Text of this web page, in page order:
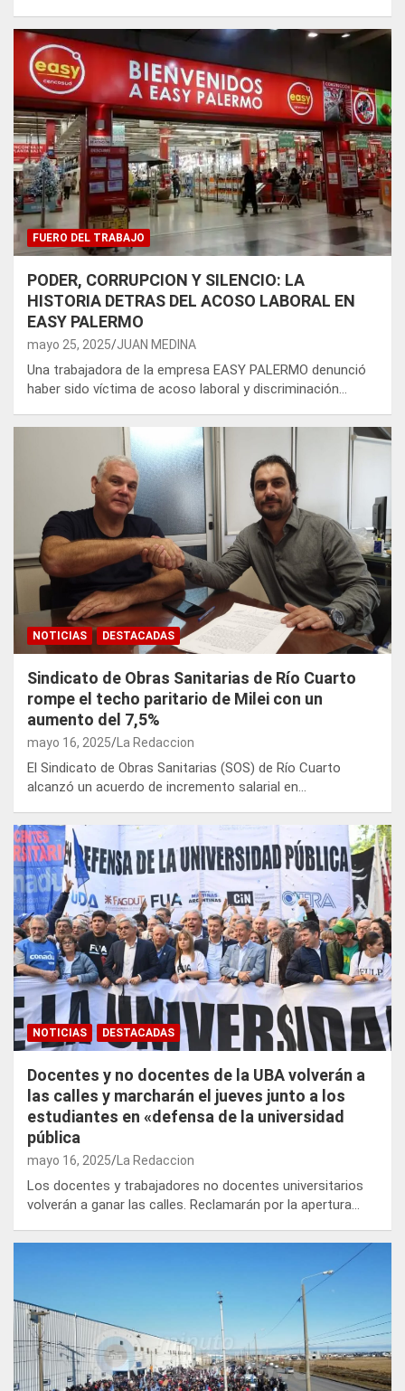
FUERO DEL TRABAJO
PODER, CORRUPCION Y SILENCIO: LA
HISTORIA DETRAS DEL ACOSO LABORAL EN
EASY PALERMO
mayo 25, 2025 JUAN MEDINA
Una trabajadora de la empresa EASY PALERMO denunció
haber sido víctima de acoso laboral y discriminación…
NOTICIAS DESTACADAS
Sindicato de Obras Sanitarias de Río Cuarto
rompe el techo paritario de Milei con un
aumento del 7,5%
mayo 16, 2025 La Redaccion
El Sindicato de Obras Sanitarias (SOS) de Río Cuarto
alcanzó un acuerdo de incremento salarial en…
NOTICIAS DESTACADAS
Docentes y no docentes de la UBA volverán a
las calles y marcharán el jueves junto a los
estudiantes en «defensa de la universidad
pública
mayo 16, 2025 La Redaccion
Los docentes y trabajadores no docentes universitarios
volverán a ganar las calles. Reclamarán por la apertura…